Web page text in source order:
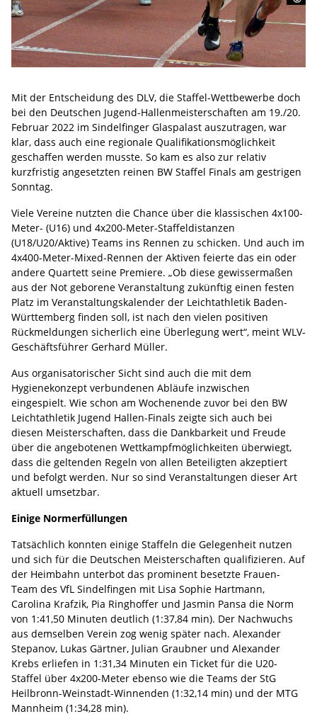
Mit der Entscheidung des DLV, die Staffel-Wettbewerbe doch
bei den Deutschen Jugend-Hallenmeisterschaften am 19./20.
Februar 2022 im Sindelfinger Glaspalast auszutragen, war
klar, dass auch eine regionale Qualifikationsmöglichkeit
geschaffen werden musste. So kam es also zur relativ
kurzfristig angesetzten reinen BW Staffel Finals am gestrigen
Sonntag.
Viele Vereine nutzten die Chance über die klassischen 4x100-
Meter- (U16) und 4x200-Meter-Staffeldistanzen
(U18/U20/Aktive) Teams ins Rennen zu schicken. Und auch im
4x400-Meter-Mixed-Rennen der Aktiven feierte das ein oder
andere Quartett seine Premiere. „Ob diese gewissermaßen
aus der Not geborene Veranstaltung zukünftig einen festen
Platz im Veranstaltungskalender der Leichtathletik Baden-
Württemberg finden soll, ist nach den vielen positiven
Rückmeldungen sicherlich eine Überlegung wert“, meint WLV-
Geschäftsführer Gerhard Müller.
Aus organisatorischer Sicht sind auch die mit dem
Hygienekonzept verbundenen Abläufe inzwischen
eingespielt. Wie schon am Wochenende zuvor bei den BW
Leichtathletik Jugend Hallen-Finals zeigte sich auch bei
diesen Meisterschaften, dass die Dankbarkeit und Freude
über die angebotenen Wettkampfmöglichkeiten überwiegt,
dass die geltenden Regeln von allen Beteiligten akzeptiert
und befolgt werden. Nur so sind Veranstaltungen dieser Art
aktuell umsetzbar.
Einige Normerfüllungen
Tatsächlich konnten einige Staffeln die Gelegenheit nutzen
und sich für die Deutschen Meisterschaften qualifizieren. Auf
der Heimbahn unterbot das prominent besetzte Frauen-
Team des VfL Sindelfingen mit Lisa Sophie Hartmann,
Carolina Krafzik, Pia Ringhoffer und Jasmin Pansa die Norm
von 1:41,50 Minuten deutlich (1:37,84 min). Der Nachwuchs
aus demselben Verein zog wenig später nach. Alexander
Stepanov, Lukas Gärtner, Julian Graubner und Alexander
Krebs erliefen in 1:31,34 Minuten ein Ticket für die U20-
Staffel über 4x200-Meter ebenso wie die Teams der StG
Heilbronn-Weinstadt-Winnenden (1:32,14 min) und der MTG
Mannheim (1:34,28 min).